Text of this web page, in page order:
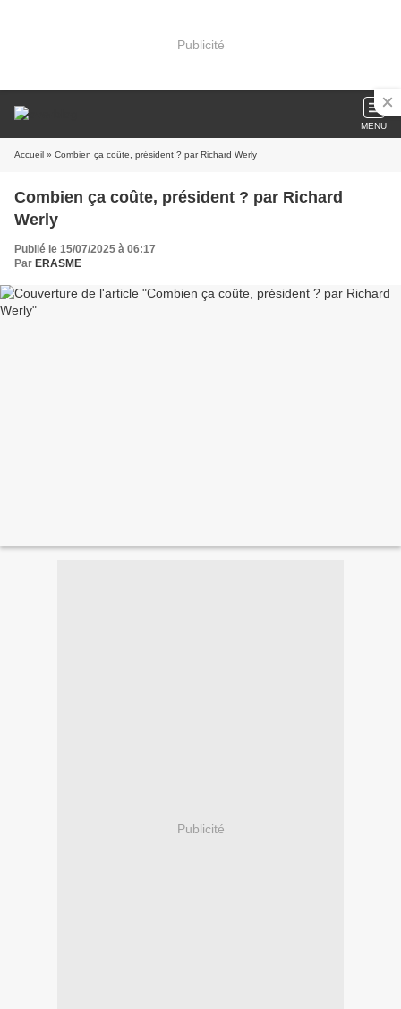
Publicité
MENU
Accueil » Combien ça coûte, président ? par Richard Werly
Combien ça coûte, président ? par Richard
Werly
Publié le 15/07/2025 à 06:17
Par ERASME
Publicité